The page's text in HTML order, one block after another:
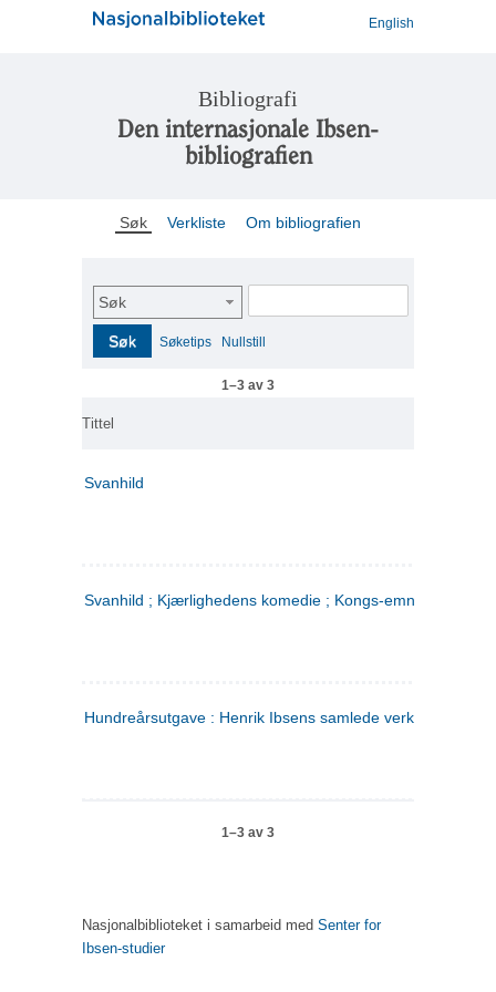
English
Bibliografi
Den internasjonale Ibsen-
bibliografien
Søk Verkliste Om bibliografien
Søk
Søk Søketips Nullstill
1–3 av 3
Tittel
Svanhild
Svanhild ; Kjærlighedens komedie ; Kongs-emnerne
Hundreårsutgave : Henrik Ibsens samlede verker. 4
1–3 av 3
Nasjonalbiblioteket i samarbeid med Senter for
Ibsen-studier